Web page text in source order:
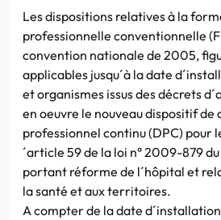
Les dispositions relatives à la
professionnelle conventionnelle
convention nationale de 2005,
applicables jusqu´à la date
et organismes issus des décrets
en oeuvre le nouveau dispositif
professionnel continu (DPC) pour
´article 59 de la loi n° 2009-879
portant réforme de l´hôpital et
la santé et aux territoires.
A compter de la date